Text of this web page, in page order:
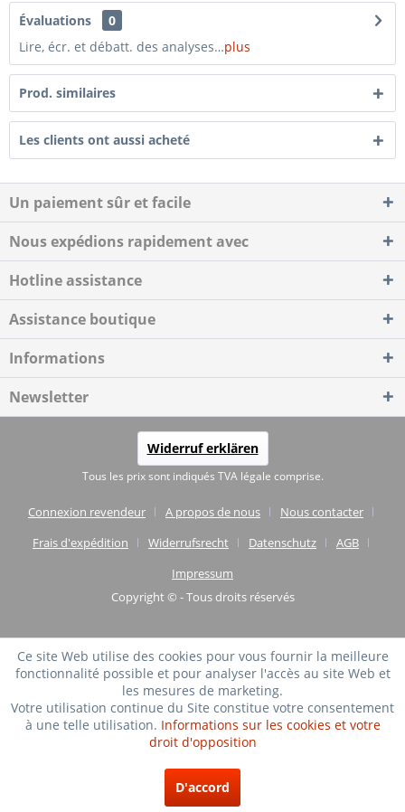
Évaluations
0
Lire, écr. et débatt. des analyses…plus
Prod. similaires
Les clients ont aussi acheté
Un paiement sûr et facile
Nous expédions rapidement avec
Hotline assistance
Assistance boutique
Informations
Newsletter
Widerruf erklären
Tous les prix sont indiqués TVA légale comprise.
Connexion revendeur A propos de nous
Nous contacter
Frais d'expédition
Widerrufsrecht Datenschutz
AGB
Impressum
Copyright © - Tous droits réservés
Ce site Web utilise des cookies pour vous fournir la meilleure
fonctionnalité possible et pour analyser l'accès au site Web et
les mesures de marketing.
Votre utilisation continue du Site constitue votre consentement
à une telle utilisation. Informations sur les cookies et votre
droit d'opposition
D'accord